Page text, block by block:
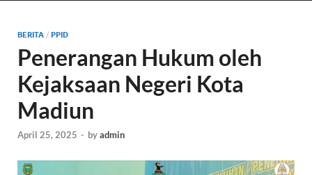
BERITA / PPID
Penerangan Hukum oleh
Kejaksaan Negeri Kota
Madiun
April 25, 2025 - byadmin